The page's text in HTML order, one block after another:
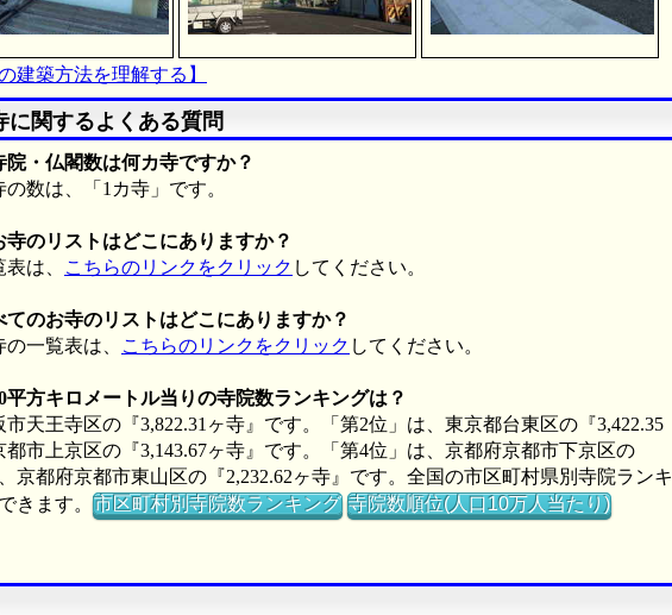
建築方法を理解する】
関するよくある質問
院・仏閣数は何カ寺ですか？
数は、「1カ寺」です。
寺のリストはどこにありますか？
は、
こちらのリンクをクリック してください。
てのお寺のリストはどこにありますか？
一覧表は、
こちらのリンクをクリック してください。
平方キロメートル当りの寺院数ランキングは？
天王寺区の『3,822.31ヶ寺』です。「第2位」は、東京都台東区の『3,422.35
市上京区の『3,143.67ヶ寺』です。「第4位」は、京都府京都市下京区の
京都府京都市東山区の『2,232.62ヶ寺』です。全国の市区町村県別寺院ランキ
きます。市区町村別寺院数ランキング 寺院数順位(人口10万人当たり)